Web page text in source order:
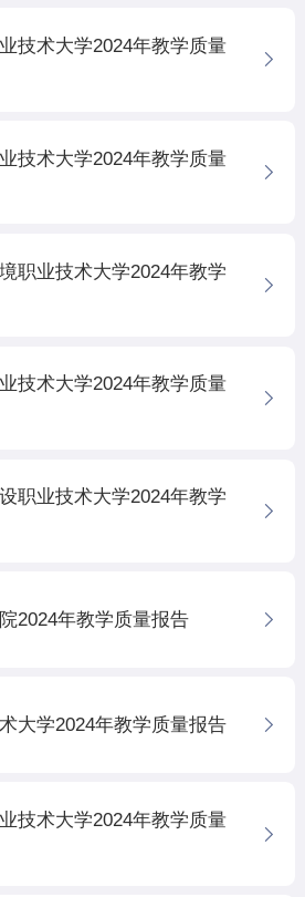
技术大学2024年教学质量
技术大学2024年教学质量
职业技术大学2024年教学
技术大学2024年教学质量
职业技术大学2024年教学
2024年教学质量报告
大学2024年教学质量报告
技术大学2024年教学质量